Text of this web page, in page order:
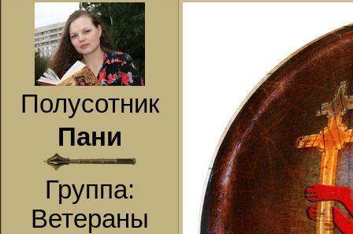
Полусотник
Пани
Группа:
Ветераны